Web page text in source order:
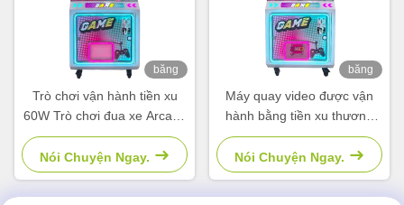
băng
Trò chơi vận hành tiền xu
60W Trò chơi đua xe Arcade
Trò chơi câu cá Trò chơi xe
máy
Nói Chuyện Ngay.
băng
Máy quay video được vận
hành bằng tiền xu thương
mại Patting Music Set
Children Supermarket
Nói Chuyện Ngay.